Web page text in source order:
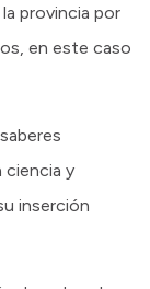
provincia por
en este caso
ciencia y
inserción